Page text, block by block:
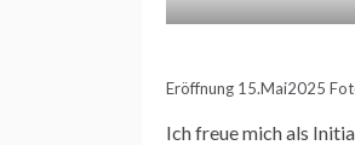
Eröffnung 15.Mai2025
Ich freue mich als